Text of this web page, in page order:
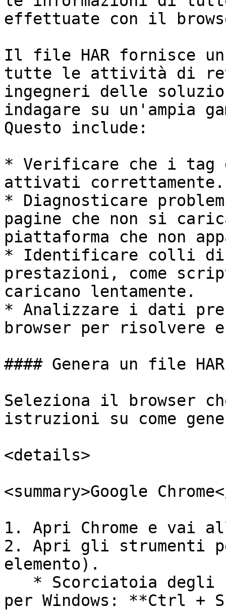
effettuate con il
Il file HAR fornisce
tutte le attività di
ingegneri delle
indagare su un'ampia
Questo include:
* Verificare che i tag
attivati correttamente.
* Diagnosticare
pagine che non si
piattaforma che non
* Identificare colli
prestazioni, come
caricano lentamente.
* Analizzare i dati
browser per risolvere
#### Genera un file HAR
Seleziona il browser
istruzioni su come
<details>
<summary>Google
1. Apri Chrome e vai
2. Apri gli strumenti
elemento).
per Windows: **Ctrl